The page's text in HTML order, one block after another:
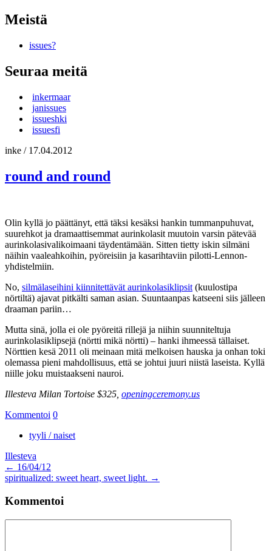
Meistä
issues?
Seuraa meitä
inkermaar
janissues
issueshki
issuesfi
inke / 17.04.2012
round and round
Olin kyllä jo päättänyt, että täksi kesäksi hankin tummanpuhuvat,
suurehkot ja dramaattisemmat aurinkolasit muutoin varsin pätevää
aurinkolasivalikoimaani täydentämään. Sitten tietty iskin silmäni
näihin vaaleahkoihin, pyöreisiin ja kasarihtaviin pilotti-Lennon-
yhdistelmiin.
No, silmälaseihini kiinnitettävät aurinkolasiklipsit (kuulostipa
nörtiltä) ajavat pitkälti saman asian. Suuntaanpas katseeni siis jälleen
draaman pariin…
Mutta sinä, jolla ei ole pyöreitä rillejä ja niihin suunniteltuja
aurinkolasiklipsejä (nörtti mikä nörtti) – hanki ihmeessä tällaiset.
Nörttien kesä 2011 oli meinaan mitä melkoisen hauska ja onhan toki
olemassa pieni mahdollisuus, että se johtui juuri niistä laseista. Kyllä
niille joku muistaakseni nauroi.
Illesteva Milan Tortoise $325, openingceremony.us
Kommentoi 0
tyyli / naiset
Illesteva
Artikkelien
selaus
← 16/04/12
spiritualized: sweet heart, sweet light. →
Kommentoi